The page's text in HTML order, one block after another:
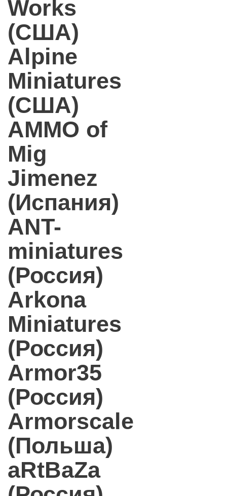
Works
(США)
Alpine
Miniatures
(США)
AMMO of
Mig
Jimenez
(Испания)
ANT-
miniatures
(Россия)
Arkona
Miniatures
(Россия)
Armor35
(Россия)
Armorscale
(Польша)
aRtBaZa